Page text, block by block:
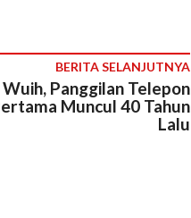
BERITA SELANJUTNYA
Wuih, Panggilan Telepon
Muncul 40 Tahun
Lalu